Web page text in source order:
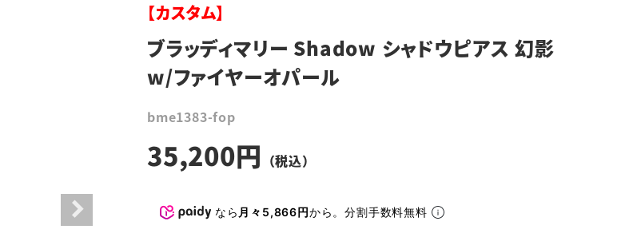
【カスタム】
ブラッディマリー Shadow シャドウピアス 幻影
w/ファイヤーオパール
bme1383-fop
35,200
なら 月々5,866円から。分割手数料無料